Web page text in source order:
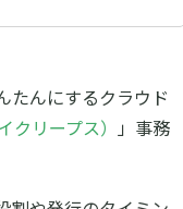
たんにするクラウド
クリープス）
」事務